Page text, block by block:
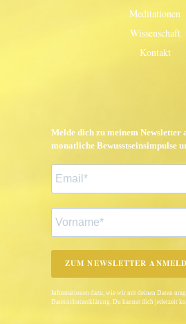
Meditationen
Wissenschaft
Kontakt
Melde dich zu meinem Newsletter
monatliche Bewusstseinsimpulse
ZUM NEWSLETTER
Informationen dazu, wie wir mit deinen Daten
Datenschutzerklärung. Du kannst dich jederzeit